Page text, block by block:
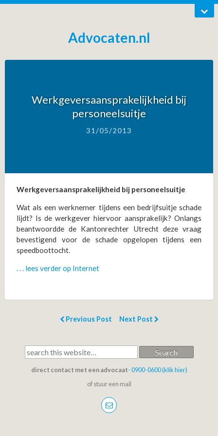
Advocaten.nl
Werkgeversaansprakelijkheid bij
personeelsuitje
31/05/2013
Werkgeversaansprakelijkheid bij personeelsuitje
Wat als een werknemer tijdens een bedrijfsuitje schade
lijdt? Is de werkgever hiervoor aansprakelijk? Onlangs
beantwoordde de Kantonrechter Utrecht deze vraag
bevestigend voor de schade opgelopen tijdens een
speedboottocht.
. . . lees verder op Internet
Previous Post Next Post
Search
direct contact met een advocaat- 0900-0600 (klik hier)
of stuur een mail